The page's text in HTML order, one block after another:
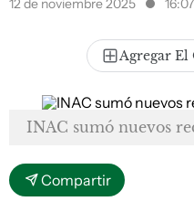
12 de noviembre 2025
Agregar El
INAC sumó nuevos
Compartir